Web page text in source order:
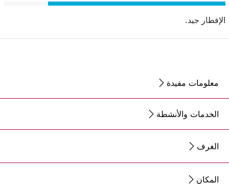
الإفطار جيد.
معلومات مفيدة
الخدمات والأنشطة
الغرف
المكان